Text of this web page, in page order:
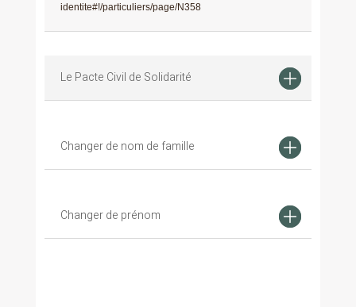
identite#!/particuliers/page/N358
Le Pacte Civil de Solidarité
Changer de nom de famille
Changer de prénom